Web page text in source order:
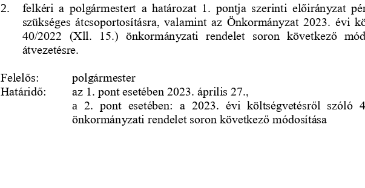
2.
felkéri  a  polgármestert  a  határozat  1.  pontja  szerinti  előirányzat
szükséges  átcsoportosításra,  valamint  az  Önkormányzat  2023.  évi
40/2022  (Xll.  15.)  önkormányzati  rendelet  soron  következő
átvezetésre.
Felelős:
polgármester
Határidő:
az 1. pont esetében 2023. április 27.,
a 2.  pont  esetében:  a  2023.  évi  költségvetésről  szóló
önkormányzati rendelet soron következő módosítása